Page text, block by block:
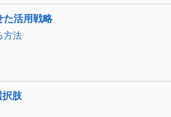
た活用戦略
方法
択肢